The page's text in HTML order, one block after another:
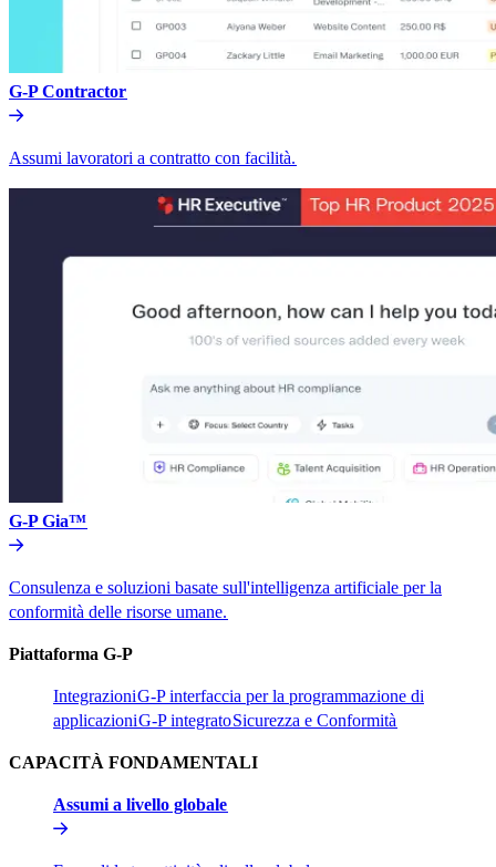
G-P Contractor​​
Assumi lavoratori a contratto con facilità.​​
G-P Gia™​​
Consulenza e soluzioni basate sull'intelligenza artificiale per la
conformità delle risorse umane.​​
Piattaforma G-P​​
Integrazioni​​G-P interfaccia per la programmazione di
applicazioni​​G-P integrato​​Sicurezza e Conformità​​
CAPACITÀ FONDAMENTALI​​
Assumi a livello globale​​